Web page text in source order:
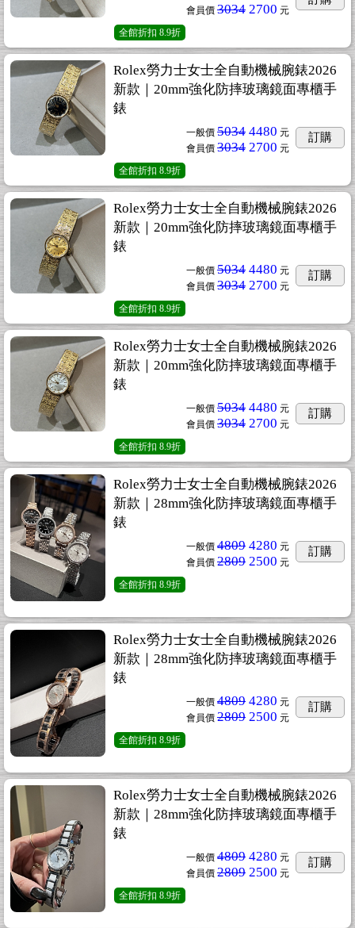
會員價 3034 2700 元
全館折扣 8.9折
Rolex勞力士女士全自動機械腕錶2026
新款｜20mm強化防摔玻璃鏡面專櫃手
錶
一般價 5034 4480 元
會員價 3034 2700 元
訂購
全館折扣 8.9折
Rolex勞力士女士全自動機械腕錶2026
新款｜20mm強化防摔玻璃鏡面專櫃手
錶
一般價 5034 4480 元
會員價 3034 2700 元
訂購
全館折扣 8.9折
Rolex勞力士女士全自動機械腕錶2026
新款｜20mm強化防摔玻璃鏡面專櫃手
錶
一般價 5034 4480 元
會員價 3034 2700 元
訂購
全館折扣 8.9折
Rolex勞力士女士全自動機械腕錶2026
新款｜28mm強化防摔玻璃鏡面專櫃手
錶
一般價 4809 4280 元
會員價 2809 2500 元
訂購
全館折扣 8.9折
Rolex勞力士女士全自動機械腕錶2026
新款｜28mm強化防摔玻璃鏡面專櫃手
錶
一般價 4809 4280 元
會員價 2809 2500 元
訂購
全館折扣 8.9折
Rolex勞力士女士全自動機械腕錶2026
新款｜28mm強化防摔玻璃鏡面專櫃手
錶
一般價 4809 4280 元
會員價 2809 2500 元
訂購
全館折扣 8.9折